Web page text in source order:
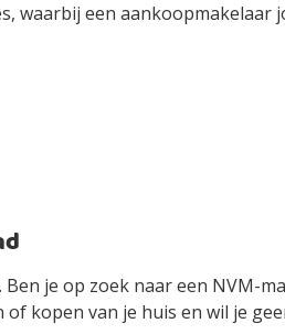
waarbij een aankoopmakelaar
je op zoek naar een NVM-
kopen van je huis en wil je